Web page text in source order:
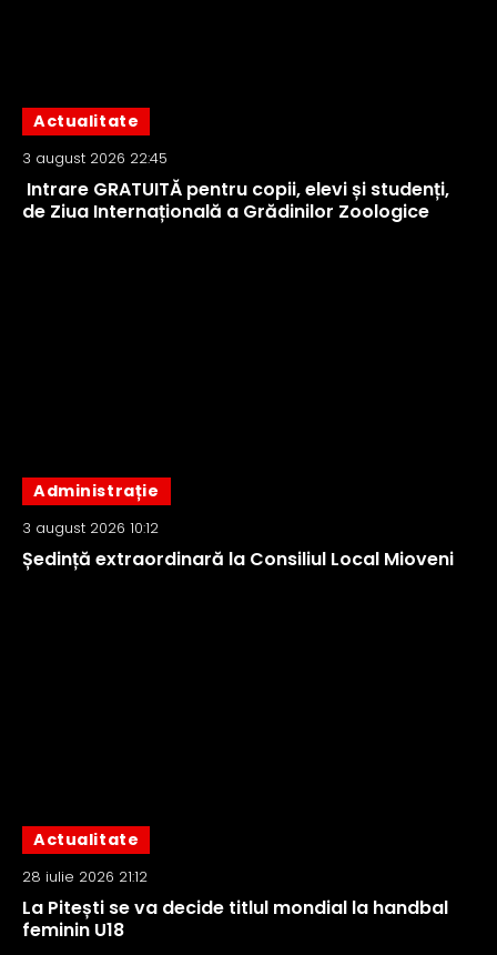
Actualitate
3 august 2026 22:45
Intrare GRATUITĂ pentru copii, elevi și studenți,
de Ziua Internațională a Grădinilor Zoologice
Administrație
3 august 2026 10:12
Ședință extraordinară la Consiliul Local Mioveni
Actualitate
28 iulie 2026 21:12
La Pitești se va decide titlul mondial la handbal
feminin U18